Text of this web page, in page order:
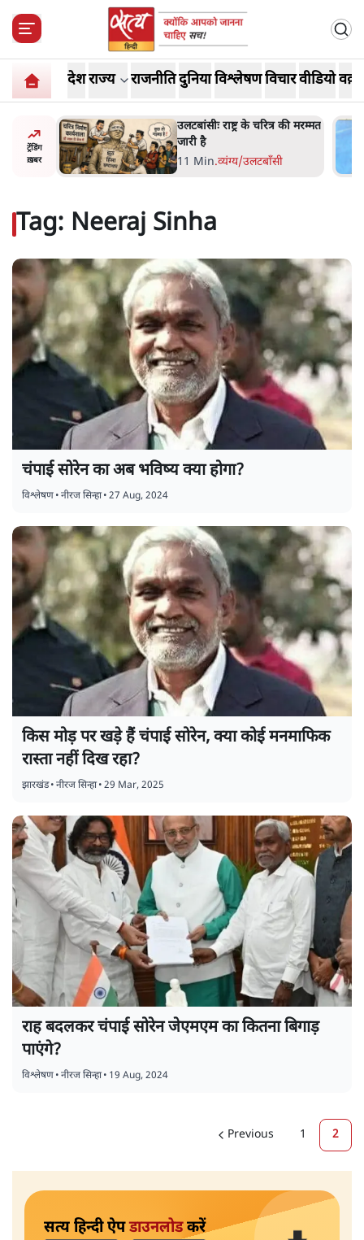
देशराज्य राजनीतिदुनियाविश्लेषणविचारवीडियो
ट्रेंडिंग
ख़बर
पर
उलटबांसीः राष्ट्र के चरित्र की मरम्मत
जारी है
11 Min.व्यंग्य/उलटबाँसी
Tag: Neeraj Sinha
चंपाई सोरेन का अब भविष्य क्या होगा?
विश्लेषण•नीरज सिन्हा•27 Aug, 2024
किस मोड़ पर खड़े हैं चंपाई सोरेन, क्या कोई मनमाफिक
रास्ता नहीं दिख रहा?
झारखंड•नीरज सिन्हा•29 Mar, 2025
राह बदलकर चंपाई सोरेन जेएमएम का कितना बिगाड़
पाएंगे?
विश्लेषण•नीरज सिन्हा• 19 Aug, 2024
Previous 1 2
सत्य हिन्दी ऐपडाउनलोडकरें